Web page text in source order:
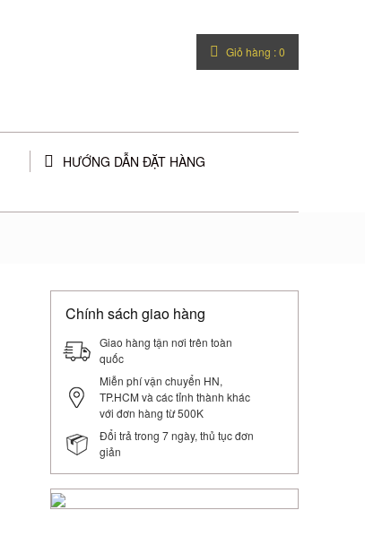
Giỏ hàng :0
HƯỚNG DẪN ĐẶT HÀNG
Chính sách giao hàng
Giao hàng tận nơi trên toàn
quốc
Miễn phí vận chuyển HN,
TP.HCM và các tỉnh thành khác
với đơn hàng từ 500K
Đổi trả trong 7 ngày, thủ tục đơn
giản